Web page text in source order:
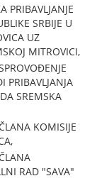
PRIBAVLJANJE
SRBIJE U
UZ
MITROVICI,
PRIBAVLJANJA
SREMSKA
KOMISIJE
RAD "SAVA"